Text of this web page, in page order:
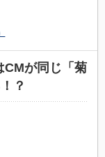
CMが同じ「菊
？